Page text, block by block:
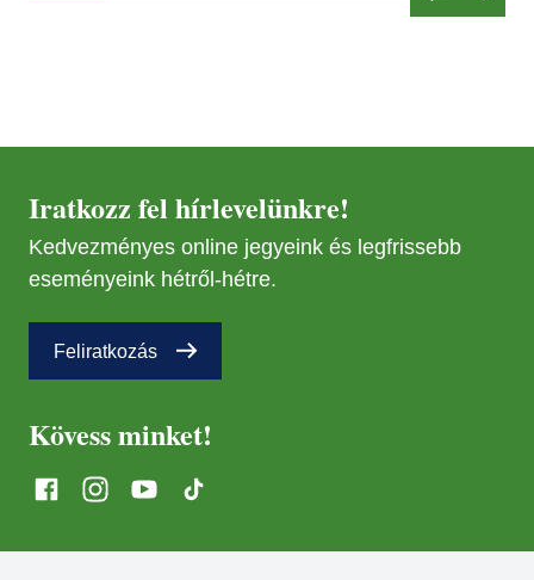
Iratkozz fel hírlevelünkre!
Kedvezményes online jegyeink és legfrissebb
eseményeink hétről-hétre.
Feliratkozás
Kövess minket!